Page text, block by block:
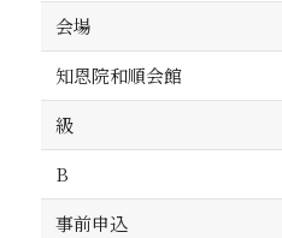
会場
知恩院和順会館
級
B
事前申込